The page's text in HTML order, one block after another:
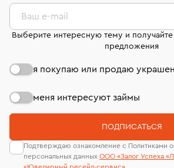
странице«Возврат украшений»
лабораторий
Ваш e-mail
Выберите интересную тему и
предложения
я покупаю или продаю
меня интересуют займы
ПОДПИСАТЬСЯ
Подтверждаю ознакомление с Политиками
персональных данных ООО «Залог Успеха